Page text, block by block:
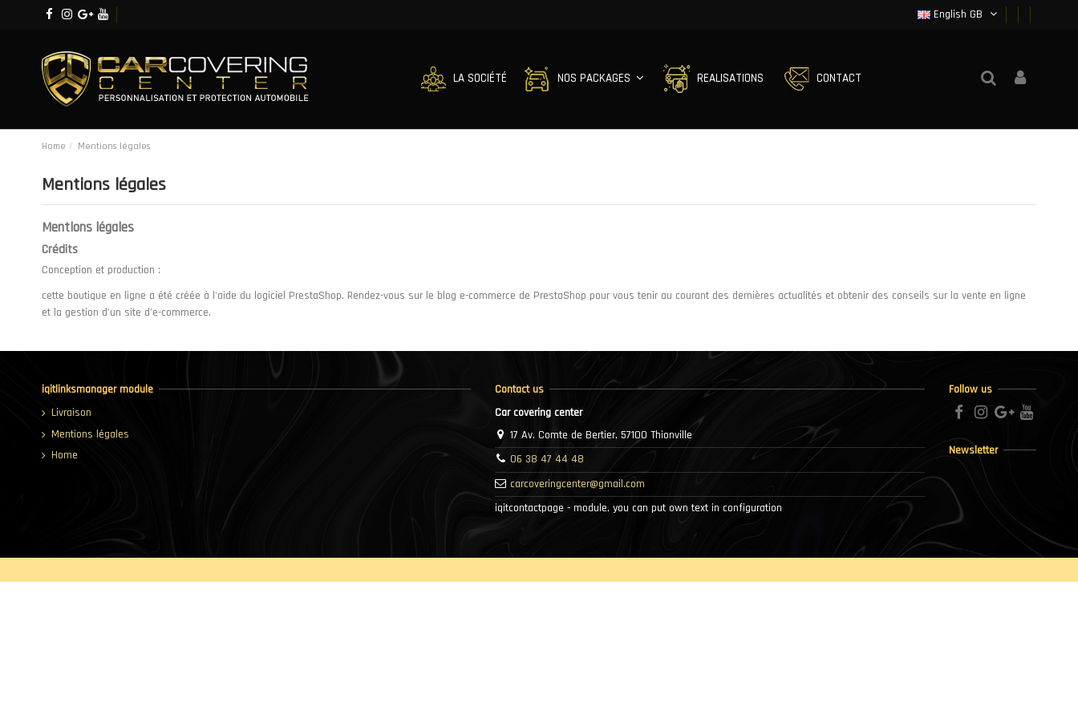
English GB
LA SOCIÉTÉ NOS PACKAGES REALISATIONS CONTACT
Home Mentions légales
Mentions légales
Mentions légales
Crédits
Conception et production :
cette boutique en ligne a été créée à l'aide du logiciel PrestaShop. Rendez-vous sur le blog e-commerce de PrestaShop pour vous tenir au courant des dernières actualités et obtenir des conseils sur la vente en ligne
et la gestion d'un site d'e-commerce.
iqitlinksmanager module
Livraison
Mentions légales
Home
Contact us
Car covering center
17 Av. Comte de Bertier, 57100 Thionville
06 38 47 44 48
carcoveringcenter@gmail.com
iqitcontactpage - module, you can put own text in configuration
Follow us
Newsletter